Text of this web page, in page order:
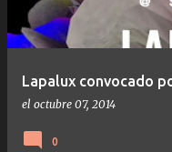
Lapalux convocado
el octubre 07, 2014
0